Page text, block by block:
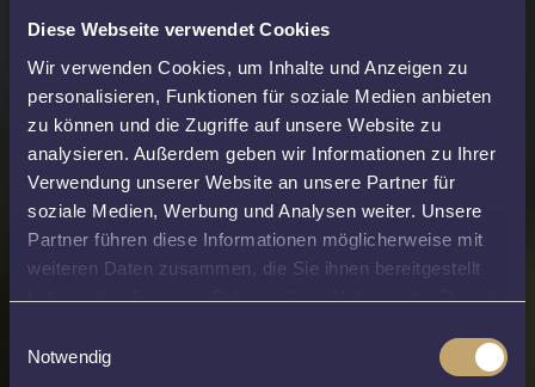
Diese Webseite verwendet Cookies
Wir verwenden Cookies, um Inhalte und Anzeigen zu
personalisieren, Funktionen für soziale Medien anbieten
zu können und die Zugriffe auf unsere Website zu
analysieren. Außerdem geben wir Informationen zu Ihrer
Verwendung unserer Website an unsere Partner für
soziale Medien, Werbung und Analysen weiter. Unsere
Partner führen diese Informationen möglicherweise mit
weiteren Daten zusammen, die Sie ihnen bereitgestellt
haben oder die sie im Rahmen Ihrer Nutzung der Dienste
Richtlinie]
Notwendig